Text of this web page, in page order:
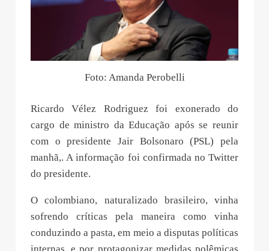
Foto: Amanda Perobelli
Ricardo Vélez Rodriguez foi exonerado do
cargo de ministro da Educação após se reunir
com o presidente Jair Bolsonaro (PSL) pela
manhã,. A informação foi confirmada no Twitter
do presidente.
O colombiano, naturalizado brasileiro, vinha
sofrendo críticas pela maneira como vinha
conduzindo a pasta, em meio a disputas políticas